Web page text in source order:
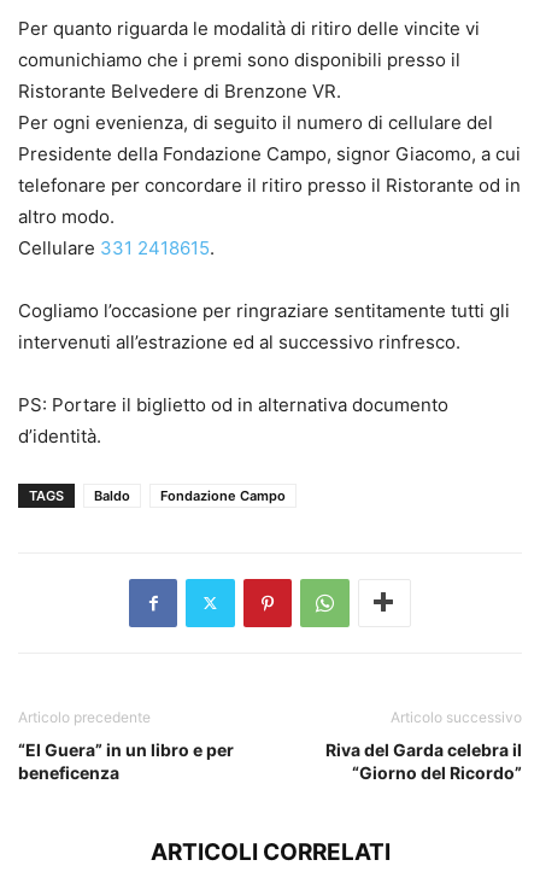
Per quanto riguarda le modalità di ritiro delle vincite vi
comunichiamo che i premi sono disponibili presso il
Ristorante Belvedere di Brenzone VR.
Per ogni evenienza, di seguito il numero di cellulare del
Presidente della Fondazione Campo, signor Giacomo, a cui
telefonare per concordare il ritiro presso il Ristorante od in
altro modo.
Cellulare 331 2418615.
Cogliamo l’occasione per ringraziare sentitamente tutti gli
intervenuti all’estrazione ed al successivo rinfresco.
PS: Portare il biglietto od in alternativa documento
d’identità.
TAGS Baldo Fondazione Campo
Articolo precedente
“El Guera” in un libro e per
beneficenza
Articolo successivo
Riva del Garda celebra il
“Giorno del Ricordo”
ARTICOLI CORRELATI